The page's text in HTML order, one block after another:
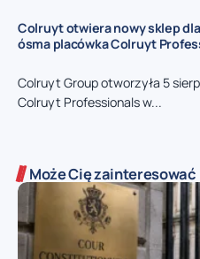
Colruyt otwiera nowy sklep
ósma placówka Colruyt
Colruyt Group otworzyła 5
Colruyt Professionals w...
Może Cię zainteresować